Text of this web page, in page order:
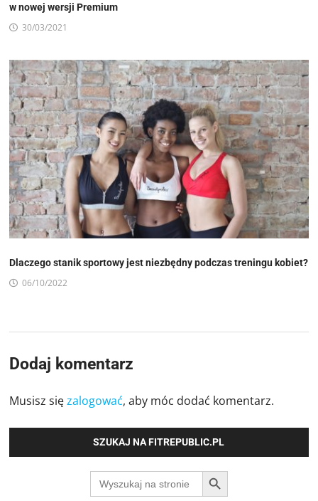
w nowej wersji Premium
30/03/2021
Dlaczego stanik sportowy jest niezbędny podczas treningu kobiet?
06/10/2022
Dodaj komentarz
Musisz sięzalogować, aby móc dodać komentarz.
SZUKAJ NA FITREPUBLIC.PL
Search
for:
SEARCH BUTTON